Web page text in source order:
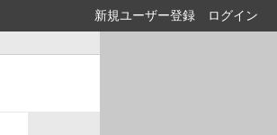
新規ユーザー登録 ログイン